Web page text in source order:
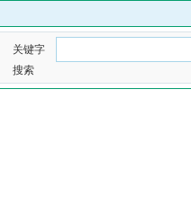
关键字
搜索